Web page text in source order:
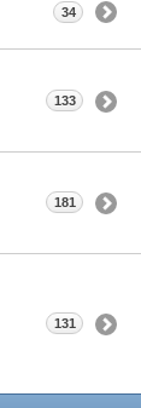
34
133
181
131